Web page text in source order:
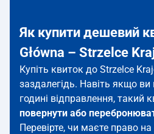
Як купити дешевий
Główna – Strzelce
Купіть квиток до Strzelce
заздалегідь. Навіть якщо ви
годині відправлення,
повернути або
Перевірте, чи маєте право на